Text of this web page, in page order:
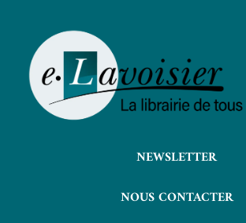
NEWSLETTER
NOUS CONTACTER